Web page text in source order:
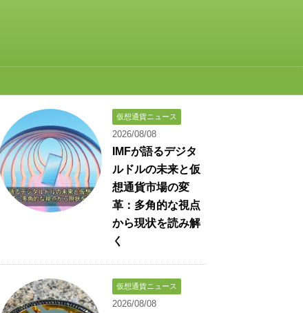
仮想通貨ニュース
2026/08/08
IMFが語るデジタ
ルドルの未来と仮
想通貨市場の変
革：多角的な視点
から現状を読み解
く
仮想通貨ニュース
2026/08/08